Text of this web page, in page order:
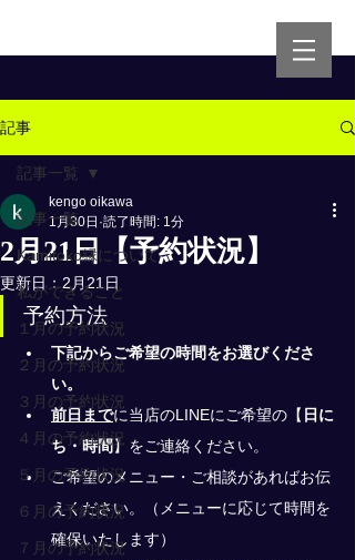
記事
記事一覧
Kamitoko縁について
私ができること
１月の予約状況
２月の予約状況
３月の予約状況
４月の予約状況
５月の予約状況
６月の予約状況
７月の予約状況
記事一覧
2月21日【予約状況】
kengo oikawa
1月30日 読了時間: 1分
更新日：2月21日
予約方法
下記からご希望の時間をお選びくださ
い。
前日までに当店のLINEにご希望の 【 日に
ち・時間】 をご連絡ください。
ご希望のメニュー・ご相談があればお伝
えください。（メニューに応じて時間を
確保いたします）